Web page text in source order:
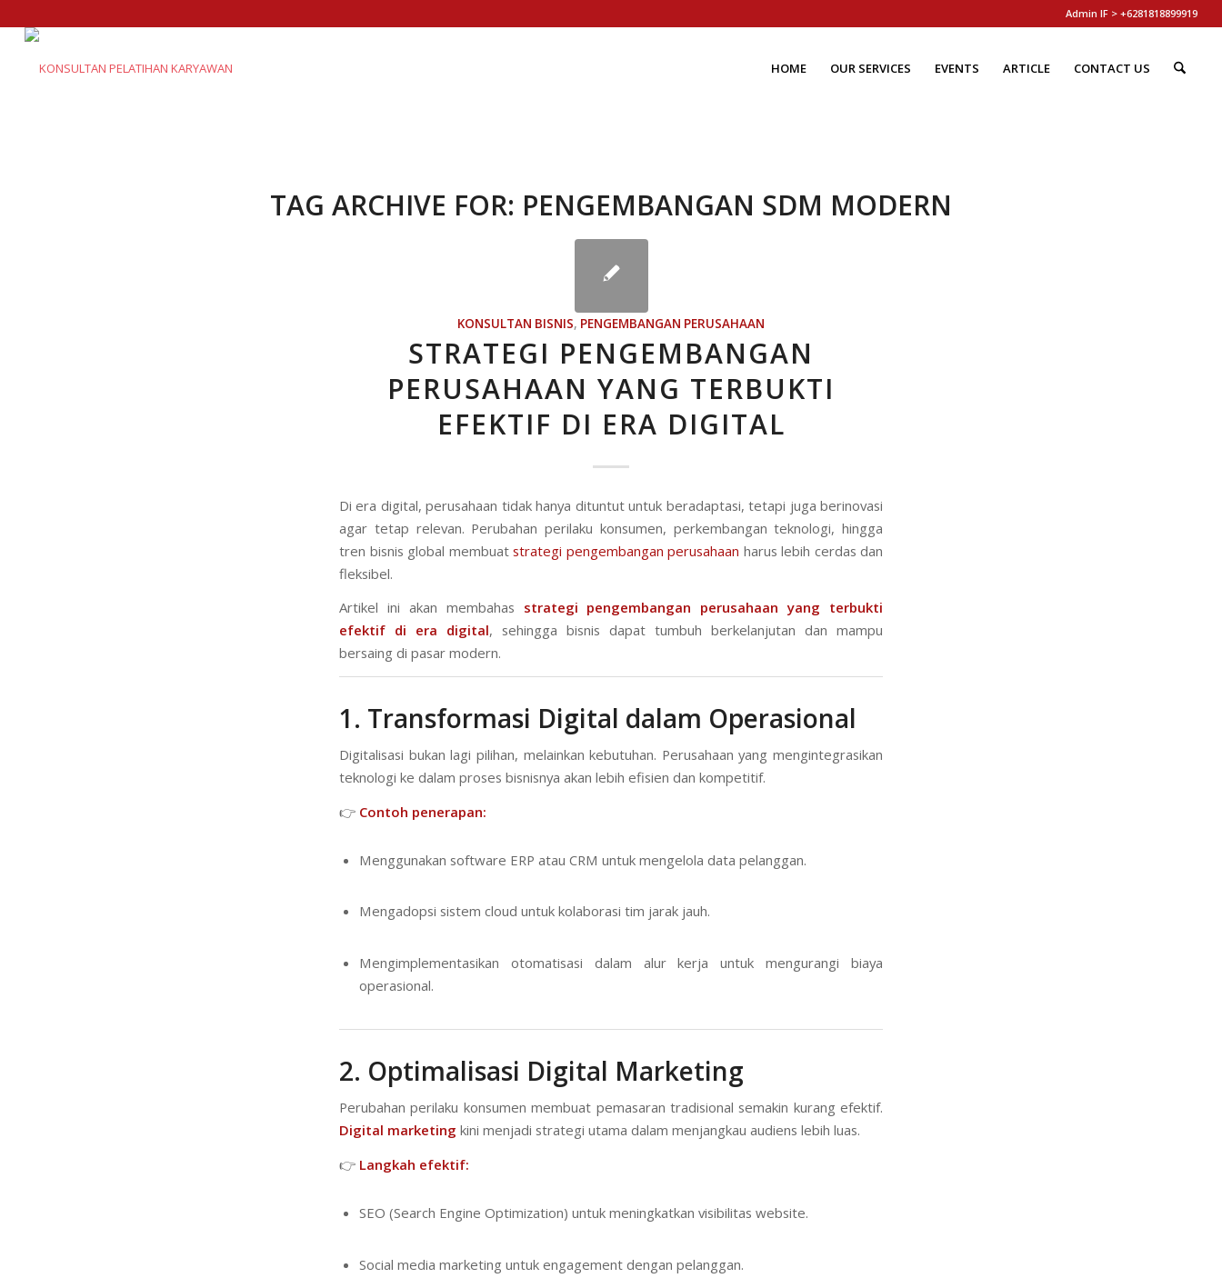
Admin IF > +6281818899919
HOME OUR SERVICES EVENTS ARTICLE CONTACT US
TAG ARCHIVE FOR: PENGEMBANGAN SDM MODERN
KONSULTAN BISNIS, PENGEMBANGAN PERUSAHAAN
STRATEGI PENGEMBANGAN
PERUSAHAAN YANG TERBUKTI
EFEKTIF DI ERA DIGITAL
Di era digital, perusahaan tidak hanya dituntut untuk beradaptasi, tetapi juga berinovasi
agar tetap relevan. Perubahan perilaku konsumen, perkembangan teknologi, hingga
tren bisnis global membuat strategi pengembangan perusahaan harus lebih cerdas dan
fleksibel.
Artikel ini akan membahas strategi pengembangan perusahaan yang terbukti
efektif di era digital, sehingga bisnis dapat tumbuh berkelanjutan dan mampu
bersaing di pasar modern.
1. Transformasi Digital dalam Operasional
Digitalisasi bukan lagi pilihan, melainkan kebutuhan. Perusahaan yang mengintegrasikan
teknologi ke dalam proses bisnisnya akan lebih efisien dan kompetitif.
👉 Contoh penerapan:
Menggunakan software ERP atau CRM untuk mengelola data pelanggan.
Mengadopsi sistem cloud untuk kolaborasi tim jarak jauh.
Mengimplementasikan otomatisasi dalam alur kerja untuk mengurangi biaya
operasional.
2. Optimalisasi Digital Marketing
Perubahan perilaku konsumen membuat pemasaran tradisional semakin kurang efektif.
Digital marketing kini menjadi strategi utama dalam menjangkau audiens lebih luas.
👉 Langkah efektif:
SEO (Search Engine Optimization) untuk meningkatkan visibilitas website.
Social media marketing untuk engagement dengan pelanggan.